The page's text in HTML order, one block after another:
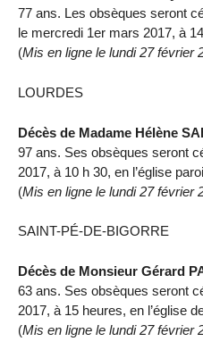
77 ans. Les obsèques seront
le mercredi 1er mars 2017, à
(Mis en ligne le lundi 27 février
LOURDES
Décès de Madame Hélène
97 ans. Ses obsèques seront
2017, à 10 h 30, en l’église
(Mis en ligne le lundi 27 février
SAINT-PÉ-DE-BIGORRE
Décès de Monsieur Gérard
63 ans. Ses obsèques seront
2017, à 15 heures, en l’église
(Mis en ligne le lundi 27 février